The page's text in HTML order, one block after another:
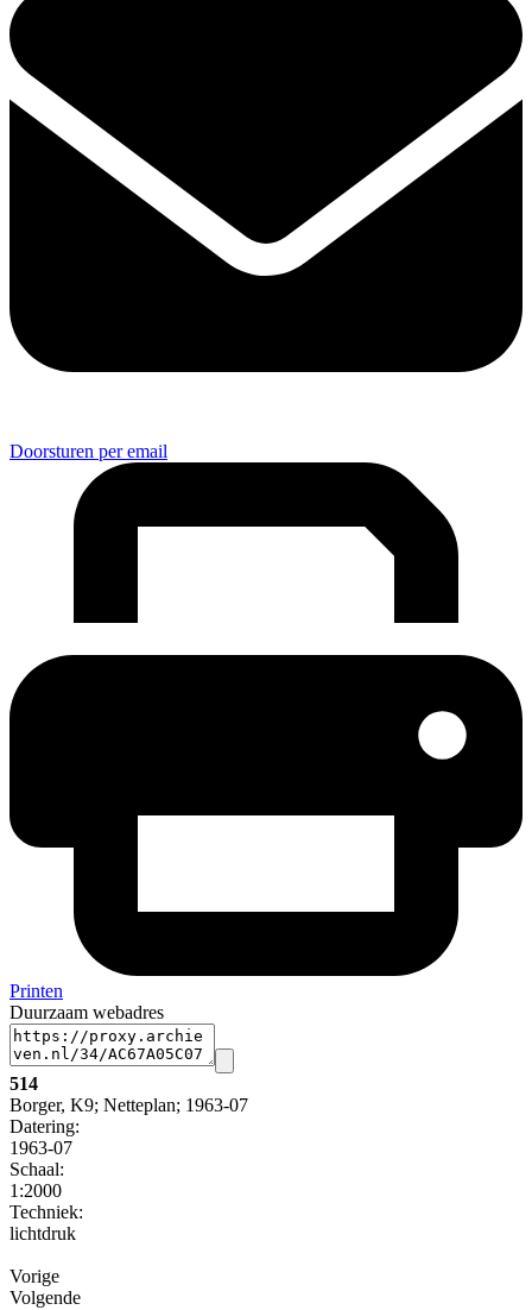
Doorsturen per email
Printen
Duurzaam webadres
514
Borger, K9; Netteplan; 1963-07
Datering:
1963-07
Schaal:
1:2000
Techniek:
lichtdruk
Vorige
Volgende